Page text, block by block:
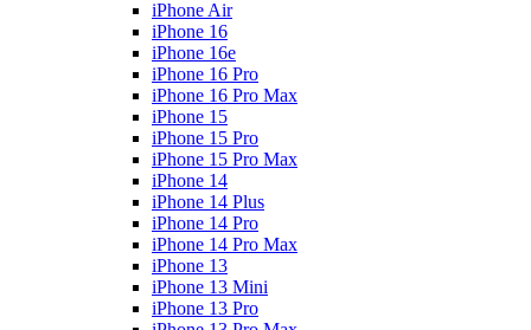
iPhone Air
iPhone 16
iPhone 16e
iPhone 16 Pro
iPhone 16 Pro Max
iPhone 15
iPhone 15 Pro
iPhone 15 Pro Max
iPhone 14
iPhone 14 Plus
iPhone 14 Pro
iPhone 14 Pro Max
iPhone 13
iPhone 13 Mini
iPhone 13 Pro